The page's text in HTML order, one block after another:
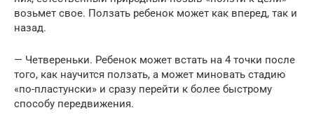
возьмет свое. Ползать ребенок может как вперед, так и
назад.
— Четвереньки. Ребенок может встать на 4 точки после
того, как научится ползать, а может миновать стадию
«по-пластунски» и сразу перейти к более быстрому
способу передвижения.